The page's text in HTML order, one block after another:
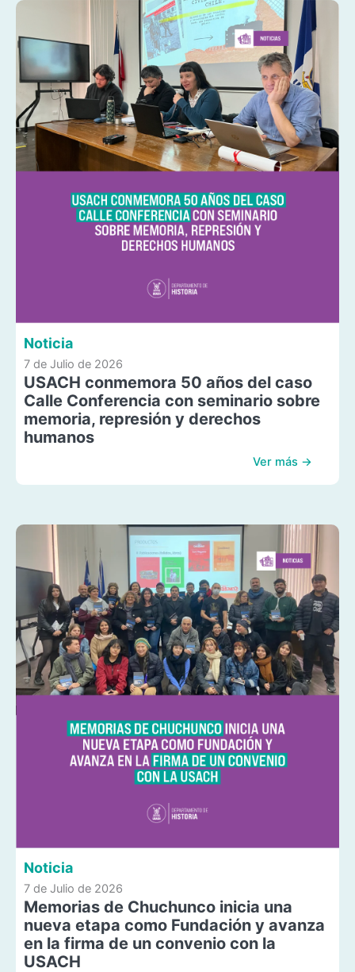
Noticia
7 de Julio de 2026
USACH conmemora 50 años del caso
Calle Conferencia con seminario sobre
memoria, represión y derechos
humanos
Ver más →
Noticia
7 de Julio de 2026
Memorias de Chuchunco inicia una
nueva etapa como Fundación y avanza
en la firma de un convenio con la
USACH